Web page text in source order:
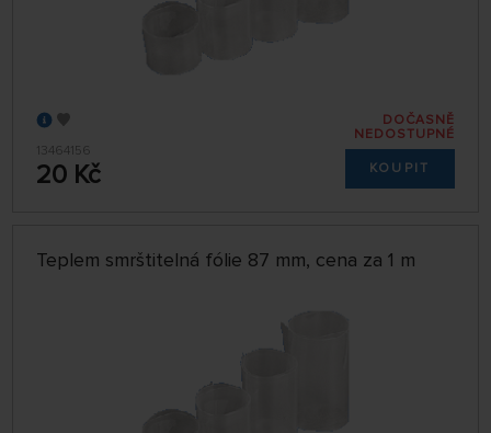
13464156
20 Kč
DOČASNĚ
NEDOSTUPNÉ
KOUPIT
Teplem smrštitelná fólie 87 mm, cena za 1 m